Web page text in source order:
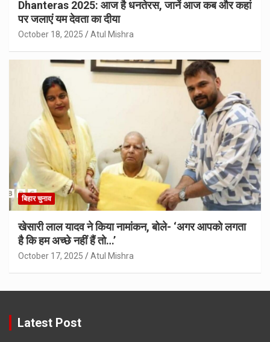
Dhanteras 2025: आज है धनतेरस, जानें आज कब और कहां
पर जलाएं यम देवता का दीया
October 18, 2025 Atul Mishra
बिहार चुनाव
खेसारी लाल यादव ने किया नामांकन, बोले- ‘अगर आपको लगता
है कि हम अच्छे नहीं हैं तो…’
October 17, 2025 Atul Mishra
Latest Post